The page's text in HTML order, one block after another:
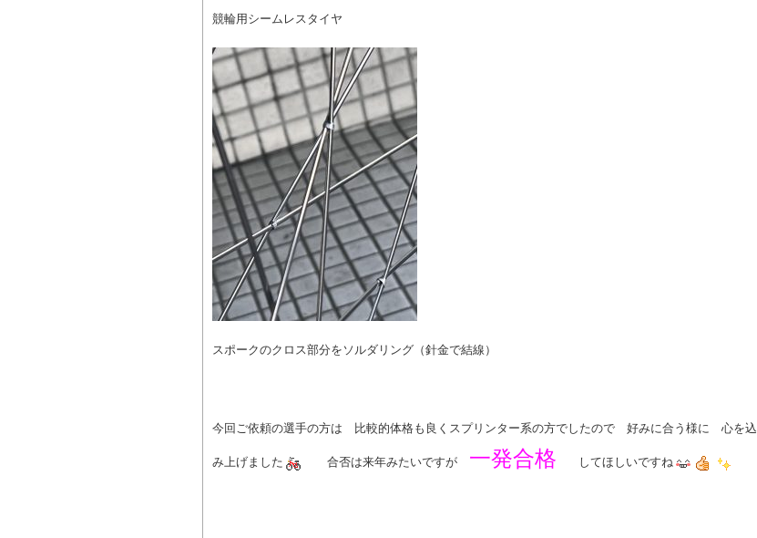
競輪用シームレスタイヤ
スポークのクロス部分をソルダリング（針金で結線）
今回ご依頼の選手の方は 比較的体格も良くスプリンター系の方でしたので 好みに合う様に 心を込
み上げました 合否は来年みたいですが 一発合格 してほしいですね